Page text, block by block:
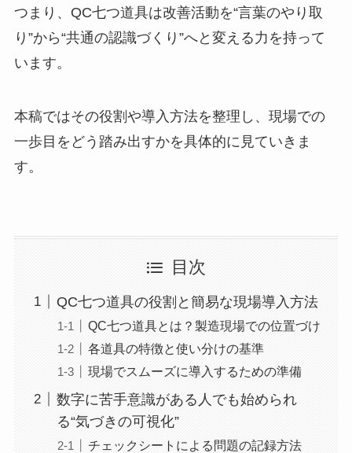
つまり、QC七つ道具は改善活動を“言葉のやり取
り”から“共通の認識づくり”へと変える力を持って
います。
本稿ではその役割や導入方法を整理し、現場での
一歩目をどう踏み出すかを具体的に見ていきま
す。
目次
QC七つ道具の役割と簡易な現場導入方法
QC七つ道具とは？製造現場での位置づけ
各道具の特徴と使い分けの基準
現場でスムーズに導入するための準備
数字に苦手意識がある人でも始められ
る“気づきの可視化”
チェックシートによる問題の記録方法